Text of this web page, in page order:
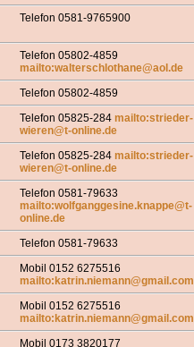
Telefon 0581-9765900
Telefon 05802-4859
mailto:walterschlothane@aol.de
Telefon 05802-4859
Telefon 05825-284 mailto:strieder-
wieren@t-online.de
Telefon 05825-284 mailto:strieder-
wieren@t-online.de
Telefon 0581-79633
mailto:wolfganggesine.knappe@t-
online.de
Telefon 0581-79633
Mobil 0152 6275516
mailto:katrin.niemann@gmail.com
Mobil 0152 6275516
mailto:katrin.niemann@gmail.com
Mobil 0173 3820177